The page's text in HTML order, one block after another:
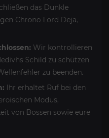
das Dunkle
Chrono Lord Deja,
Wir kontrollieren
Schild zu schützen
zu beenden.
Ihr erhaltet Ruf bei den
Modus,
von Bossen sowie eure